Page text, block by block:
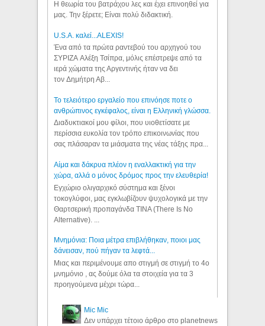
Η θεωρία του βατράχου λες και έχει επινοηθεί για
μας. Την ξέρετε; Είναι πολύ διδακτική.
U.S.A. καλεί...ALEXIS!
Ένα από τα πρώτα ραντεβού του αρχηγού του
ΣΥΡΙΖΑ Αλέξη Τσίπρα, μόλις επέστρεψε από τα
ιερά χώματα της Αργεντινής ήταν να δει
τον Δημήτρη Αβ...
Το τελειότερο εργαλείο που επινόησε ποτε ο
ανθρώπινος εγκέφαλος, είναι η Ελληνική γλώσσα.
Διαδυκτιακοί μου φίλοι, που υιοθετίσατε με
περίσσια ευκολία τον τρόπο επικοινωνίας που
σας πλάσαραν τα μιάσματα της νέας τάξης πρα...
Αίμα και δάκρυα πλέον η εναλλακτική για την
χώρα, αλλά ο μόνος δρόμος προς την ελευθερία!
Εγχώριο ολιγαρχικό σύστημα και ξένοι
τοκογλύφοι, μας εγκλωβίζουν ψυχολογικά με την
Θαρτσερική προπαγάνδα TINA (There Is No
Alternative). ...
Μνημόνια: Ποια μέτρα επιβλήθηκαν, ποιοι μας
δάνεισαν, πού πήγαν τα λεφτά...
Μιας και περιμένουμε απο στιγμή σε στιγμή το 4ο
μνημόνιο , ας δούμε όλα τα στοιχεία για τα 3
προηγούμενα μέχρι τώρα...
Mic Mic
Δεν υπάρχει τέτοιο άρθρο στο planetnews